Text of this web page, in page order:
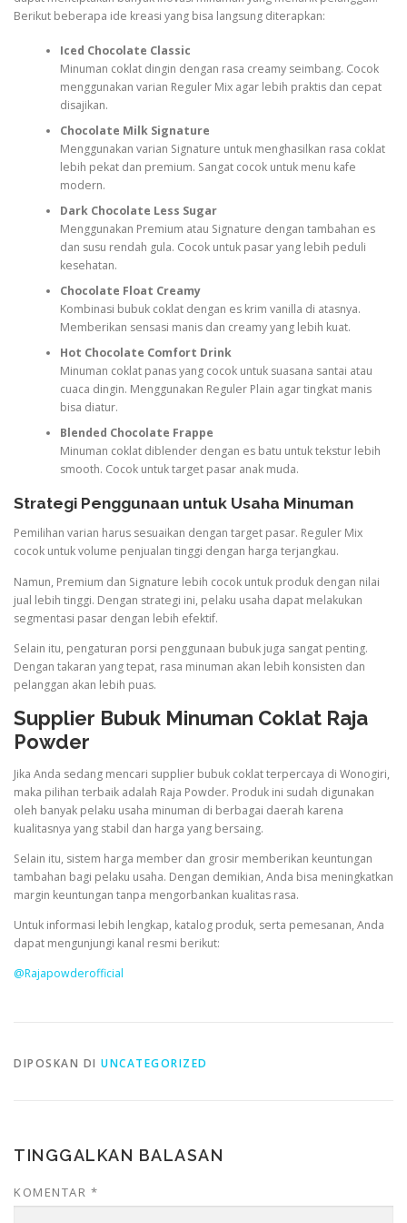
Berikut beberapa ide kreasi yang bisa langsung diterapkan:
Iced Chocolate Classic
Minuman coklat dingin dengan rasa creamy seimbang. Cocok
menggunakan varian Reguler Mix agar lebih praktis dan cepat
disajikan.
Chocolate Milk Signature
Menggunakan varian Signature untuk menghasilkan rasa coklat
lebih pekat dan premium. Sangat cocok untuk menu kafe
modern.
Dark Chocolate Less Sugar
Menggunakan Premium atau Signature dengan tambahan es
dan susu rendah gula. Cocok untuk pasar yang lebih peduli
kesehatan.
Chocolate Float Creamy
Kombinasi bubuk coklat dengan es krim vanilla di atasnya.
Memberikan sensasi manis dan creamy yang lebih kuat.
Hot Chocolate Comfort Drink
Minuman coklat panas yang cocok untuk suasana santai atau
cuaca dingin. Menggunakan Reguler Plain agar tingkat manis
bisa diatur.
Blended Chocolate Frappe
Minuman coklat diblender dengan es batu untuk tekstur lebih
smooth. Cocok untuk target pasar anak muda.
Strategi Penggunaan untuk Usaha Minuman
Pemilihan varian harus sesuaikan dengan target pasar. Reguler Mix
cocok untuk volume penjualan tinggi dengan harga terjangkau.
Namun, Premium dan Signature lebih cocok untuk produk dengan nilai
jual lebih tinggi. Dengan strategi ini, pelaku usaha dapat melakukan
segmentasi pasar dengan lebih efektif.
Selain itu, pengaturan porsi penggunaan bubuk juga sangat penting.
Dengan takaran yang tepat, rasa minuman akan lebih konsisten dan
pelanggan akan lebih puas.
Supplier Bubuk Minuman Coklat Raja
Powder
Jika Anda sedang mencari supplier bubuk coklat terpercaya di Wonogiri,
maka pilihan terbaik adalah Raja Powder. Produk ini sudah digunakan
oleh banyak pelaku usaha minuman di berbagai daerah karena
kualitasnya yang stabil dan harga yang bersaing.
Selain itu, sistem harga member dan grosir memberikan keuntungan
tambahan bagi pelaku usaha. Dengan demikian, Anda bisa meningkatkan
margin keuntungan tanpa mengorbankan kualitas rasa.
Untuk informasi lebih lengkap, katalog produk, serta pemesanan, Anda
dapat mengunjungi kanal resmi berikut:
@Rajapowderofficial
DIPOSKAN DI UNCATEGORIZED
TINGGALKAN BALASAN
KOMENTAR *